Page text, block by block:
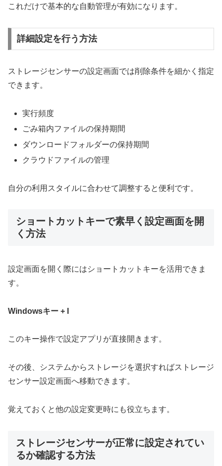
これだけで基本的な自動管理が有効になります。
詳細設定を行う方法
ストレージセンサーの設定画面では削除条件を細かく指定
できます。
実行頻度
ごみ箱内ファイルの保持期間
ダウンロードフォルダーの保持期間
クラウドファイルの管理
自分の利用スタイルに合わせて調整すると便利です。
ショートカットキーで素早く設定画面を開
く方法
設定画面を開く際にはショートカットキーを活用できま
す。
Windowsキー + I
このキー操作で設定アプリが直接開きます。
その後、システムからストレージを選択すればストレージ
センサー設定画面へ移動できます。
覚えておくと他の設定変更時にも役立ちます。
ストレージセンサーが正常に設定されてい
るか確認する方法